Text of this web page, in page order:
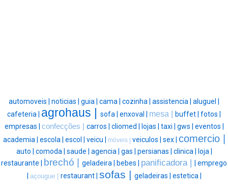
automoveis | noticias | guia | cama | cozinha | assistencia | aluguel |
cafeteria | agrohaus | sofa | enxoval | mesa | buffet | fotos |
empresas | confecções | carros | cliomed | lojas | taxi | gws | eventos |
academia | escola | escol | veicu | móveis | veiculos | sex | comercio |
auto | comoda | saude | agencia | gas | persianas | clinica |
loja |
restaurante |
brechó | geladeira | bebes | panificadora |
emprego
açougue | restaurant | sofas | geladeiras | estetica |